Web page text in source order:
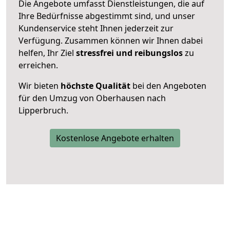
Die Angebote umfasst Dienstleistungen, die auf
Ihre Bedürfnisse abgestimmt sind, und unser
Kundenservice steht Ihnen jederzeit zur
Verfügung. Zusammen können wir Ihnen dabei
helfen, Ihr Ziel stressfrei und reibungsloszu
erreichen.
Wir bieten höchste Qualität bei den Angeboten
für den Umzug von Oberhausen nach
Lipperbruch.
Kostenlose Angebote erhalten